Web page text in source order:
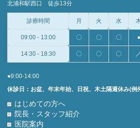
北浦和駅西口 徒歩13分
診療時間 月 火 水
09:00 - 13:00 〇 〇 〇 ●
14:30 - 18:30 〇 〇 〇 ／
●9:00-14:00
休診日：お盆、年末年始、日祝、木土隔週休み(例
はじめての方へ
院長・スタッフ紹介
医院案内